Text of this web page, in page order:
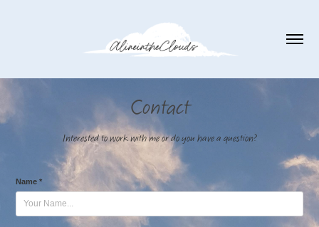
Contact
Interested to work with me or do you have a question?
Name *